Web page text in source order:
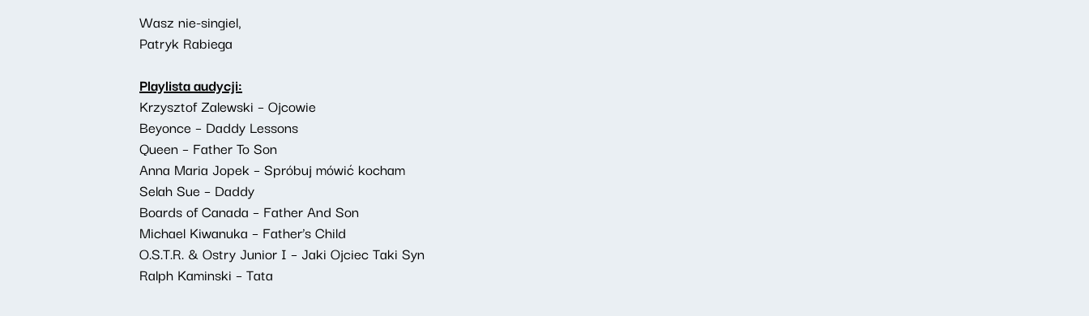
Wasz nie-singiel,
Patryk Rabiega
Playlista audycji:
Krzysztof Zalewski – Ojcowie
Beyonce – Daddy Lessons
Queen – Father To Son
Anna Maria Jopek – Spróbuj mówić kocham
Selah Sue – Daddy
Boards of Canada – Father And Son
Michael Kiwanuka – Father’s Child
O.S.T.R. & Ostry Junior I – Jaki Ojciec Taki Syn
Ralph Kaminski – Tata